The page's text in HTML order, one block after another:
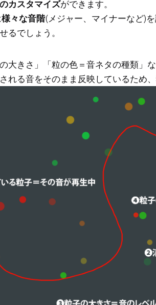
カスタマイズができます。
様々な音階(メジャー、マイナーなど)
るでしょう。
大きさ」「粒の色＝音ネタの種類」
れる音をそのまま反映しているため、